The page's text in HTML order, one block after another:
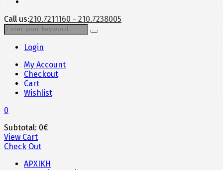
Call us:210.7211160 - 210.7238005
Login
My Account
Checkout
Cart
Wishlist
0
Subtotal: 0€
View Cart
Check Out
ΑΡΧΙΚΗ